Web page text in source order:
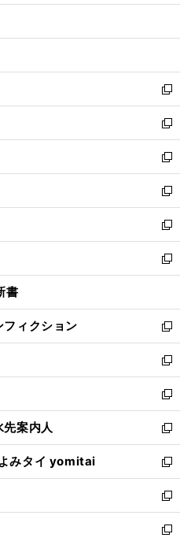
開
ウ
開
ン
ウ
開
く
ウ
ン
ウ
で
開
く
し
ウ
ン
ド
ウ
で
開
く
新
し
い
ウ
ィ
ン
ド
ウ
で
開
く
新
し
い
ウ
ィ
ン
ド
ウ
で
開
新
し
い
ウ
ィ
ン
ド
ウ
開
く
新
し
い
ウ
ィ
ン
ウ
で
開
く
新
し
い
ウ
ン
ド
ウ
で
開
く
新
し
ウ
ィ
ン
ド
ウ
で
開
く
書
ィクション
新
し
い
ウ
ィ
ン
ド
ウ
で
開
く
新
し
い
ウ
ィ
ン
ド
ウ
で
開
く
新
し
い
ウ
ィ
ン
ド
ウ
で
案内人
新
し
い
ウ
ィ
ン
ド
みタイ yomitai
新
し
い
ウ
ィ
新
し
い
新